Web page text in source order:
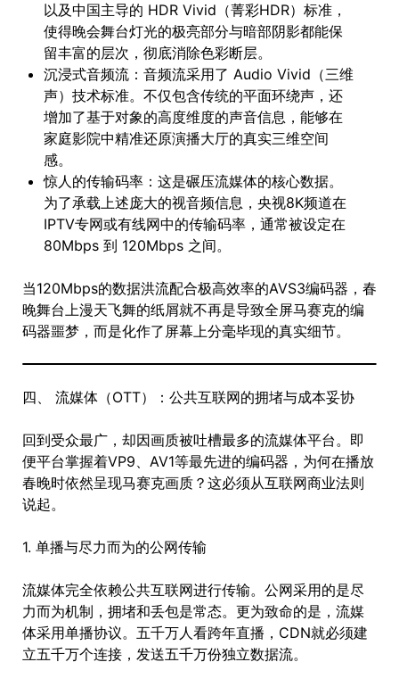
以及中国主导的 HDR Vivid（菁彩HDR）标准，
使得晚会舞台灯光的极亮部分与暗部阴影都能保
留丰富的层次，彻底消除色彩断层。
沉浸式音频流：音频流采用了 Audio Vivid（三维
声）技术标准。不仅包含传统的平面环绕声，还
增加了基于对象的高度维度的声音信息，能够在
家庭影院中精准还原演播大厅的真实三维空间
感。
惊人的传输码率：这是碾压流媒体的核心数据。
为了承载上述庞大的视音频信息，央视8K频道在
IPTV专网或有线网中的传输码率，通常被设定在
80Mbps 到 120Mbps 之间。
当120Mbps的数据洪流配合极高效率的AVS3编码器，春
晚舞台上漫天飞舞的纸屑就不再是导致全屏马赛克的编
码器噩梦，而是化作了屏幕上分毫毕现的真实细节。
四、 流媒体（OTT）：公共互联网的拥堵与成本妥协
回到受众最广，却因画质被吐槽最多的流媒体平台。即
便平台掌握着VP9、AV1等最先进的编码器，为何在播放
春晚时依然呈现马赛克画质？这必须从互联网商业法则
说起。
1. 单播与尽力而为的公网传输
流媒体完全依赖公共互联网进行传输。公网采用的是尽
力而为机制，拥堵和丢包是常态。更为致命的是，流媒
体采用单播协议。五千万人看跨年直播，CDN就必须建
立五千万个连接，发送五千万份独立数据流。